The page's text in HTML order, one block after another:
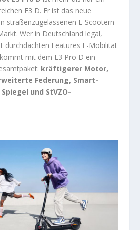
E3 D. Er ist das neue
straßenzugelassenen E-Scootern
Wer in Deutschland legal,
durchdachten Features E-Mobilität
mit dem E3 Pro D ein
kräftigerer Motor,
Federung, Smart-
und StVZO-